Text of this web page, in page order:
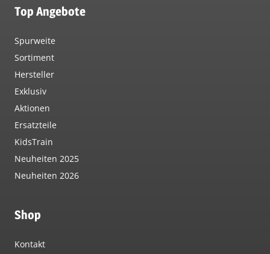
Top Angebote
Spurweite
Sortiment
Hersteller
Exklusiv
Aktionen
Ersatzteile
KidsTrain
Neuheiten 2025
Neuheiten 2026
Shop
Kontakt